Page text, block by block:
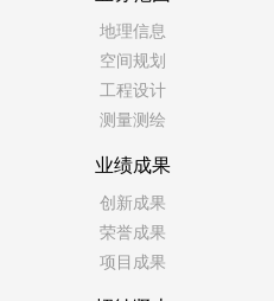
地理信息
空间规划
工程设计
测量测绘
业绩成果
创新成果
荣誉成果
项目成果